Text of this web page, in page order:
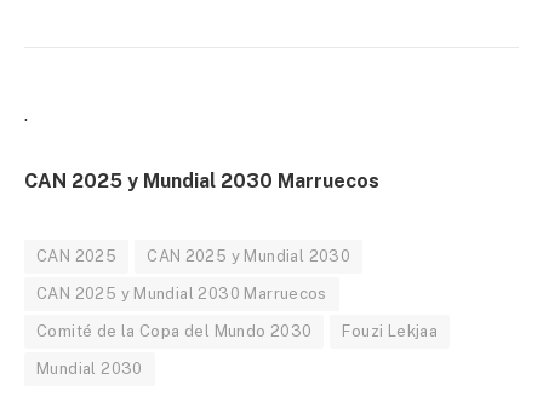
.
CAN 2025 y Mundial 2030 Marruecos
CAN 2025 CAN 2025 y Mundial 2030
CAN 2025 y Mundial 2030 Marruecos
Comité de la Copa del Mundo 2030 Fouzi Lekjaa
Mundial 2030